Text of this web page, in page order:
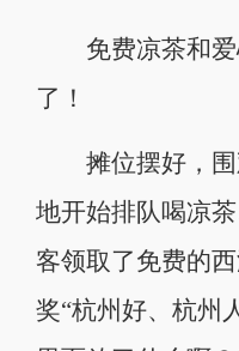
免费凉茶和爱
了！
摊位摆好，围
地开始排队喝凉
客领取了免费的
奖“杭州好、杭州